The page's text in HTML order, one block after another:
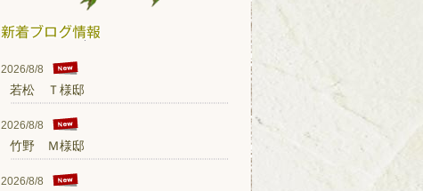
2026/8/8
若松 Ｔ様邸
2026/8/8
竹野 Ｍ様邸
2026/8/8